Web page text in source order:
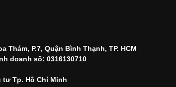
Thám, P.7, Quận Bình Thạnh, TP. HCM
doanh số: 0316130710
tư Tp. Hồ Chí Minh